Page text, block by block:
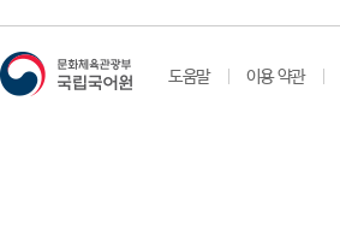
도움말 이용 약관